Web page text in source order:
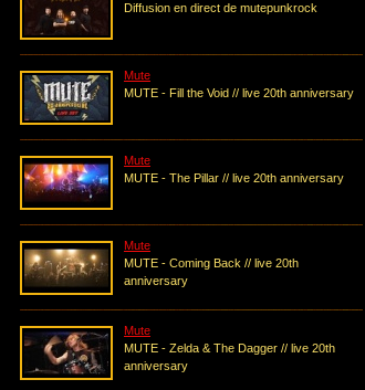
Diffusion en direct de mutepunkrock
Mute
MUTE - Fill the Void // live 20th anniversary
Mute
MUTE - The Pillar // live 20th anniversary
Mute
MUTE - Coming Back // live 20th
anniversary
Mute
MUTE - Zelda & The Dagger // live 20th
anniversary